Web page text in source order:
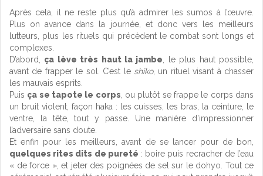
Après cela, il ne reste plus qu’à admirer les sumos à l’œuvre.
Plus on avance dans la journée, et donc vers les meilleurs
lutteurs, plus les rituels qui précèdent le combat sont longs et
complexes.
D’abord, ça lève très haut la jambe , le plus haut possible,
avant de frapper le sol. C’est le shiko, un rituel visant à chasser
les mauvais esprits.
Puis ça se tapote le corps , ou plutôt se frappe le corps dans
un bruit violent, façon haka : les cuisses, les bras, la ceinture, le
ventre, la tête, tout y passe. Une manière d’impressionner
l’adversaire sans doute.
Et enfin pour les meilleurs, avant de se lancer pour de bon,
quelques rites dits de pureté : boire puis recracher de l’eau
« de force », et jeter des poignées de sel sur le dohyo. Tout ce